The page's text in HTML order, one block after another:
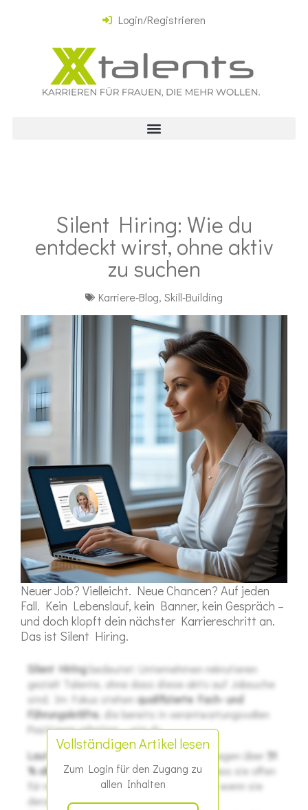
Login/Registrieren
Silent Hiring: Wie du
entdeckt wirst, ohne aktiv
zu suchen
Karriere-Blog, Skill-Building
Neuer Job? Vielleicht. Neue Chancen? Auf jeden
Fall. Kein Lebenslauf, kein Banner, kein Gespräch –
und doch klopft dein nächster Karriereschritt an.
Das ist Silent Hiring.
Silent Hiringbedeutet: Unternehmen rekrutieren
gezielt Talente, ohne dass diese aktiv auf Jobsuche
sind. Im Fokus stehenqualifizierte Fach- und
Führungskräfte, die bereits in verantwortungsvollen
Positionen arbeiten – wie du.
Laut einer Studie von McKinsey (2023)
sagen über 51
% aller befragten Arbeitnehmer:innen , dass sie offen
für neue berufliche Optionen sind – auch wenn sie
derzeit nicht aktiv suchen.
Vollständigen Artikel lesen
Zum Login für den Zugang zu
allen Inhalten